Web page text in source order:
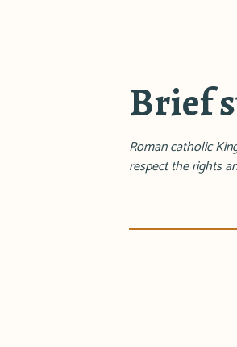
Brief
Roman catholic
respect the rights